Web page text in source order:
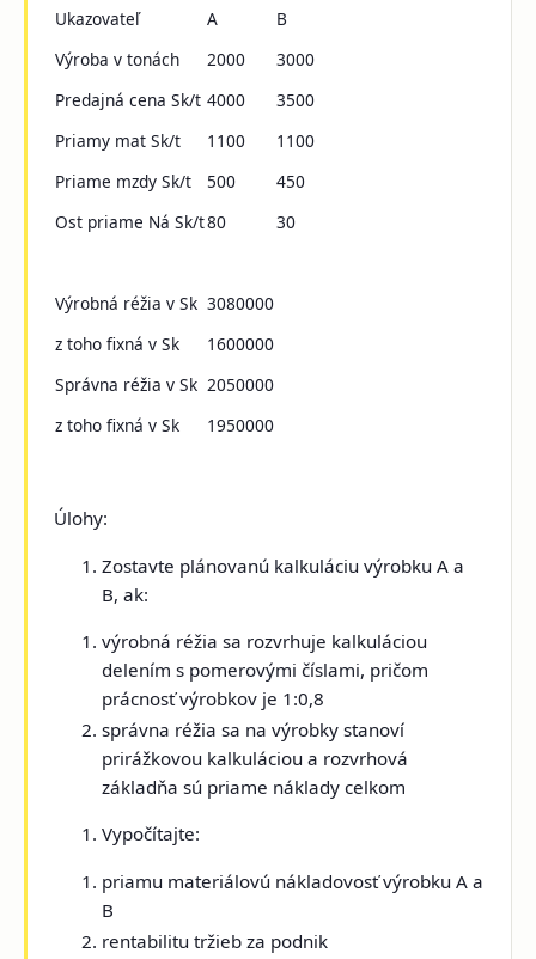
Ukazovateľ
A
B
Výroba v tonách
2000
3000
Predajná cena Sk/t 4000
3500
Priamy mat Sk/t
1100
1100
Priame mzdy Sk/t
500
450
Ost priame Ná Sk/t80 30
Výrobná réžia v Sk 3080000
z toho fixná v Sk
1600000
Správna réžia v Sk 2050000
z toho fixná v Sk
1950000
Úlohy:
Zostavte plánovanú kalkuláciu výrobku A a
B, ak:
výrobná réžia sa rozvrhuje kalkuláciou
delením s pomerovými číslami, pričom
prácnosť výrobkov je 1:0,8
správna réžia sa na výrobky stanoví
prirážkovou kalkuláciou a rozvrhová
základňa sú priame náklady celkom
Vypočítajte:
priamu materiálovú nákladovosť výrobku A a
B
rentabilitu tržieb za podnik